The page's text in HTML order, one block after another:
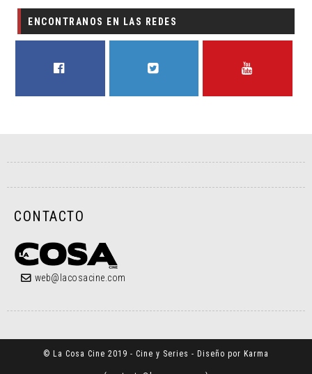
ENCONTRANOS EN LAS REDES
CONTACTO
web@lacosacine.com
© La Cosa Cine 2019 - Cine y Series - Diseño por Karma